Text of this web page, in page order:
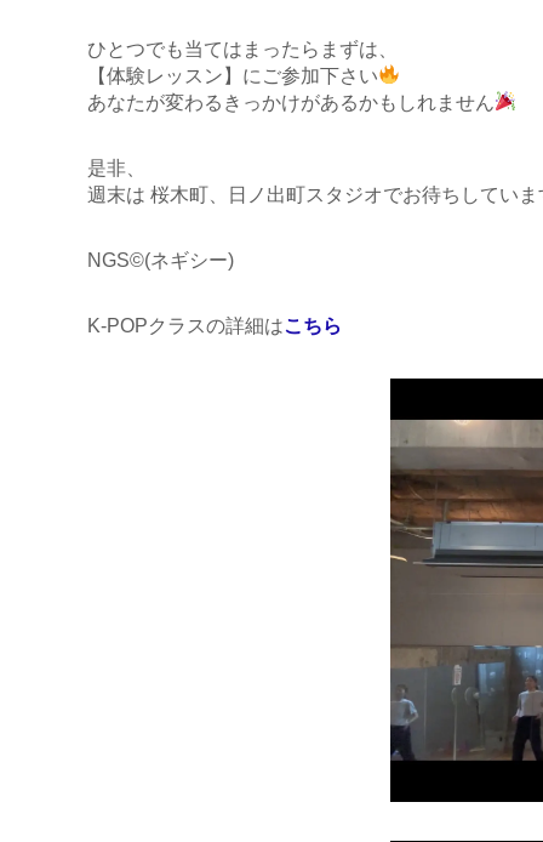
ひとつでも当てはまったらまずは、
【体験レッスン】にご参加下さい
あなたが変わるきっかけがあるかもしれません
是非、
週末は 桜木町、日ノ出町スタジオでお待ちしていま
NGS©(ネギシー)
K-POPクラスの詳細はこちら